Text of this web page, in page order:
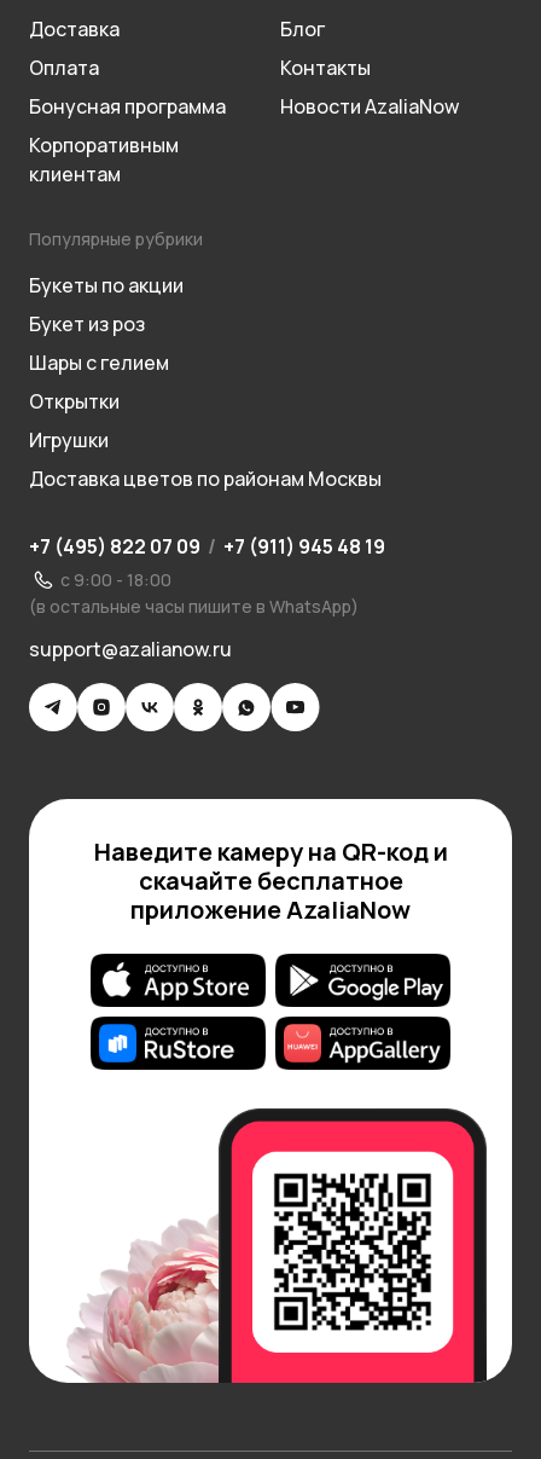
Доставка
Оплата
Бонусная программа
Корпоративным
клиентам
Блог
Контакты
Новости AzaliaNow
Популярные рубрики
Букеты по акции
Букет из роз
Шары с гелием
Открытки
Игрушки
Доставка цветов по районам Москвы
+7 (495) 822 07 09 / +7 (911) 945 48 19
с 9:00 - 18:00
(в остальные часы пишите в WhatsApp)
support@azalianow.ru
Наведите камеру на QR-код и
скачайте бесплатное
приложение AzaliaNow